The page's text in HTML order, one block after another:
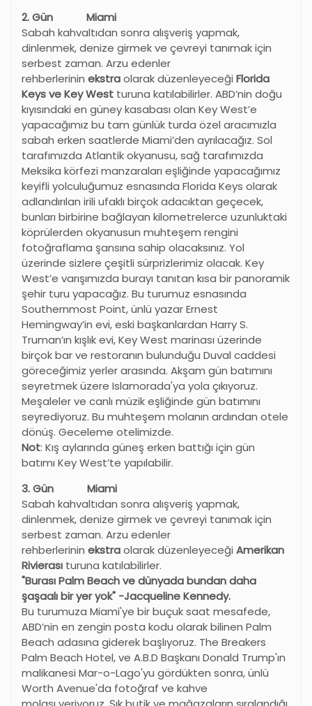
2. Gün Miami
Sabah kahvaltıdan sonra alışveriş yapmak,
dinlenmek, denize girmek ve çevreyi tanımak için
serbest zaman. Arzu edenler
rehberlerinin ekstraolarak düzenleyeceği Florida
Keys ve Key West turuna katılabilirler. ABD’nin doğu
kıyısındaki en güney kasabası olan Key West’e
yapacağımız bu tam günlük turda özel aracımızla
sabah erken saatlerde Miami’den ayrılacağız. Sol
tarafımızda Atlantik okyanusu, sağ tarafımızda
Meksika körfezi manzaraları eşliğinde yapacağımız
keyifli yolculuğumuz esnasında Florida Keys olarak
adlandırılan irili ufaklı birçok adacıktan geçecek,
bunları birbirine bağlayan kilometrelerce uzunluktaki
köprülerden okyanusun muhteşem rengini
fotoğraflama şansına sahip olacaksınız. Yol
üzerinde sizlere çeşitli sürprizlerimiz olacak. Key
West’e varışımızda burayı tanıtan kısa bir panoramik
şehir turu yapacağız. Bu turumuz esnasında
Southernmost Point, ünlü yazar Ernest
Hemingway’in evi, eski başkanlardan Harry S.
Truman’ın kışlık evi, Key West marinası üzerinde
birçok bar ve restoranın bulunduğu Duval caddesi
göreceğimiz yerler arasında. Akşam gün batımını
seyretmek üzere Islamorada'ya yola çıkıyoruz.
Meşaleler ve canlı müzik eşliğinde gün batımını
seyrediyoruz. Bu muhteşem molanın ardından otele
dönüş. Geceleme otelimizde.
Not: Kış aylarında güneş erken battığı için gün
batımı Key West’te yapılabilir.
3. Gün Miami
Sabah kahvaltıdan sonra alışveriş yapmak,
dinlenmek, denize girmek ve çevreyi tanımak için
serbest zaman. Arzu edenler
rehberlerinin ekstraolarak düzenleyeceği Amerikan
Rivierası turuna katılabilirler.
"Burası Palm Beach ve dünyada bundan daha
şaşaalı bir yer yok" -Jacqueline Kennedy.
Bu turumuza Miami'ye bir buçuk saat mesafede,
ABD’nin en zengin posta kodu olarak bilinen Palm
Beach adasına giderek başlıyoruz. The Breakers
Palm Beach Hotel, ve A.B.D Başkanı Donald Trump'ın
malikanesi Mar-o-Lago'yu gördükten sonra, ünlü
Worth Avenue'da fotoğraf ve kahve